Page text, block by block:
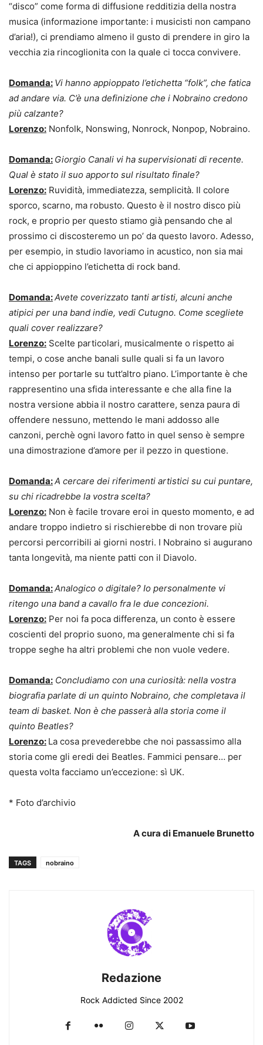
“disco” come forma di diffusione redditizia della nostra
musica (informazione importante: i musicisti non campano
d’aria!), ci prendiamo almeno il gusto di prendere in giro la
vecchia zia rincoglionita con la quale ci tocca convivere.
Domanda: Vi hanno appioppato l’etichetta “folk”, che fatica
ad andare via. C’è una definizione che i Nobraino credono
più calzante?
Lorenzo: Nonfolk, Nonswing, Nonrock, Nonpop, Nobraino.
Domanda: Giorgio Canali vi ha supervisionati di recente.
Qual è stato il suo apporto sul risultato finale?
Lorenzo: Ruvidità, immediatezza, semplicità. Il colore
sporco, scarno, ma robusto. Questo è il nostro disco più
rock, e proprio per questo stiamo già pensando che al
prossimo ci discosteremo un po’ da questo lavoro. Adesso,
per esempio, in studio lavoriamo in acustico, non sia mai
che ci appioppino l’etichetta di rock band.
Domanda:Avete coverizzato tanti artisti, alcuni anche
atipici per una band indie, vedi Cutugno. Come scegliete
quali cover realizzare?
Lorenzo: Scelte particolari, musicalmente o rispetto ai
tempi, o cose anche banali sulle quali si fa un lavoro
intenso per portarle su tutt’altro piano. L’importante è che
rappresentino una sfida interessante e che alla fine la
nostra versione abbia il nostro carattere, senza paura di
offendere nessuno, mettendo le mani addosso alle
canzoni, perchè ogni lavoro fatto in quel senso è sempre
una dimostrazione d’amore per il pezzo in questione.
Domanda:A cercare dei riferimenti artistici su cui puntare,
su chi ricadrebbe la vostra scelta?
Lorenzo: Non è facile trovare eroi in questo momento, e ad
andare troppo indietro si rischierebbe di non trovare più
percorsi percorribili ai giorni nostri. I Nobraino si augurano
tanta longevità, ma niente patti con il Diavolo.
Domanda:Analogico o digitale? Io personalmente vi
ritengo una band a cavallo fra le due concezioni.
Lorenzo: Per noi fa poca differenza, un conto è essere
coscienti del proprio suono, ma generalmente chi si fa
troppe seghe ha altri problemi che non vuole vedere.
Domanda: Concludiamo con una curiosità: nella vostra
biografia parlate di un quinto Nobraino, che completava il
team di basket. Non è che passerà alla storia come il
quinto Beatles?
Lorenzo: La cosa prevederebbe che noi passassimo alla
storia come gli eredi dei Beatles. Fammici pensare… per
questa volta facciamo un’eccezione: sì UK.
* Foto d’archivio
A cura di Emanuele Brunetto
TAGS nobraino
Redazione
Rock Addicted Since 2002